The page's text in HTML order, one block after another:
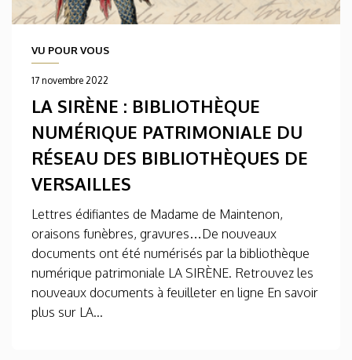
VU POUR VOUS
17 novembre 2022
LA SIRÈNE : BIBLIOTHÈQUE
NUMÉRIQUE PATRIMONIALE DU
RÉSEAU DES BIBLIOTHÈQUES DE
VERSAILLES
Lettres édifiantes de Madame de Maintenon,
oraisons funèbres, gravures…De nouveaux
documents ont été numérisés par la bibliothèque
numérique patrimoniale LA SIRÈNE. Retrouvez les
nouveaux documents à feuilleter en ligne En savoir
plus sur LA...